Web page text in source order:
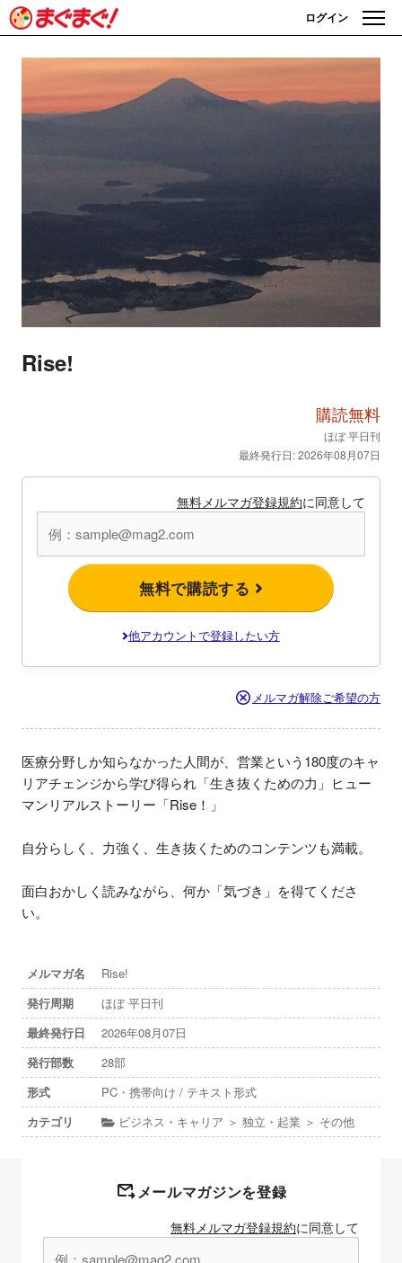
ログイン
Rise!
購読無料
ほぼ 平日刊
最終発行日: 2026年08月07日
無料メルマガ登録規約に同意して
無料で購読する
他アカウントで登録したい方
メルマガ解除ご希望の方
医療分野しか知らなかった人間が、営業という180度のキャ
リアチェンジから学び得られ「生き抜くための力」ヒュー
マンリアルストーリー「Rise！」
自分らしく、力強く、生き抜くためのコンテンツも満載。
面白おかしく読みながら、何か「気づき」を得てくださ
い。
メルマガ名
Rise!
発行周期
ほぼ 平日刊
最終発行日
2026年08月07日
発行部数
28部
形式
PC・携帯向け / テキスト形式
カテゴリ
ビジネス・キャリア ＞ 独立・起業 ＞ その他
メールマガジンを登録
無料メルマガ登録規約に同意して